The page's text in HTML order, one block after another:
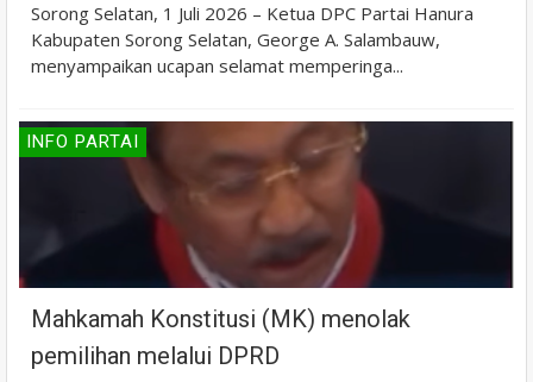
Sorong Selatan, 1 Juli 2026 – Ketua DPC Partai Hanura
Kabupaten Sorong Selatan, George A. Salambauw,
menyampaikan ucapan selamat memperinga...
INFO PARTAI
Mahkamah Konstitusi (MK) menolak
pemilihan melalui DPRD